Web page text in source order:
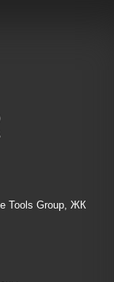
Tools Group, ЖК